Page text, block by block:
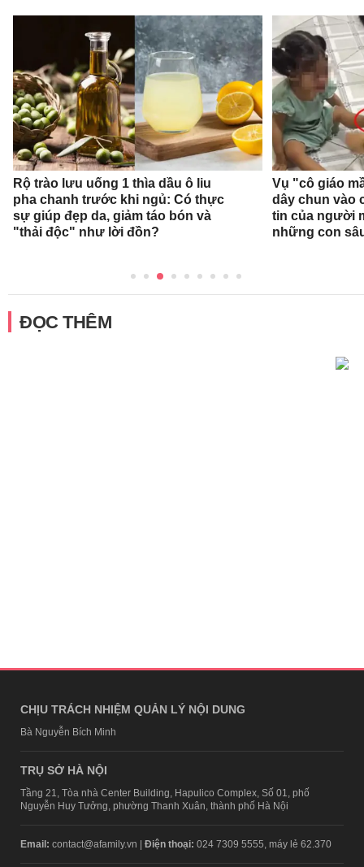
Rộ trào lưu uống 1 thìa dầu ô liu
pha chanh trước khi ngủ: Có thực
sự giúp đẹp da, giảm táo bón và
"thải độc" như lời đồn?
Vụ "cô giáo
dây chun vào
tin của người
những con
ĐỌC THÊM
CHỊU TRÁCH NHIỆM QUẢN LÝ NỘI DUNG
Bà Nguyễn Bích Minh
TRỤ SỞ HÀ NỘI
Tầng 21, Tòa nhà Center Building, Hapulico Complex, Số 01, phố
Nguyễn Huy Tưởng, phường Thanh Xuân, thành phố Hà Nội
Email: contact@afamily.vn | Điện thoại: 024 7309 5555, máy lẻ 62.370